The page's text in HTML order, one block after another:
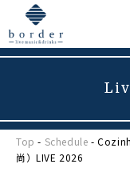
Top - Schedule -
尚）LIVE 2026